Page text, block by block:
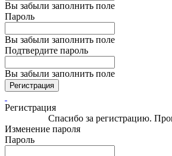
Вы забыли заполнить поле
Пароль
Вы забыли заполнить поле
Подтвердите пароль
Вы забыли заполнить поле
Регистрация
Регистрация
Спасибо за регистрацию.
Изменение пароля
Пароль